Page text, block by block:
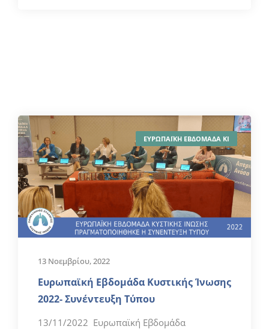
ΕΥΡΩΠΑΪΚΗ ΕΒΔΟΜΑΔΑ ΚΙ
13 Νοεμβρίου, 2022
Ευρωπαϊκή Εβδομάδα Κυστικής Ίνωσης
2022- Συνέντευξη Τύπου
13/11/2022 Ευρωπαϊκή Εβδομάδα